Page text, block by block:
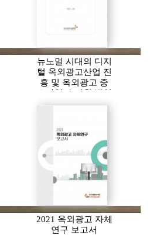
뉴노멀 시대의 디지
털 옥외광고산업 진
흥 및 옥외광고 중
소사업자 지원 방안
2021 옥외광고 자체
연구 보고서